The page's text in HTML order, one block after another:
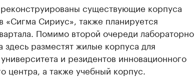
существующие корпуса
«Сигма Сириус», также планируется
Помимо второй очереди лабораторно
здесь разместят жилые корпуса для
и резидентов инновационного
центра, а также учебный корпус.